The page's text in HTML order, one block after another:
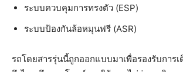
ระบบควบคุมการทรงตัว (ESP)
ระบบป้องกันล้อหมุนฟรี (ASR)
รถโดยสารรุ่นนี้ถูกออกแบบมาเพื่อรองรับการเ